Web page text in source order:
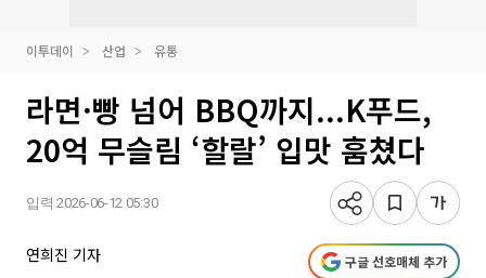
이투데이 산업 유통
라면·빵 넘어 BBQ까지...K푸드,
20억 무슬림 ‘할랄’ 입맛 훔쳤다
입력 2026-06-12 05:30
연희진 기자 구글 선호매체 추가